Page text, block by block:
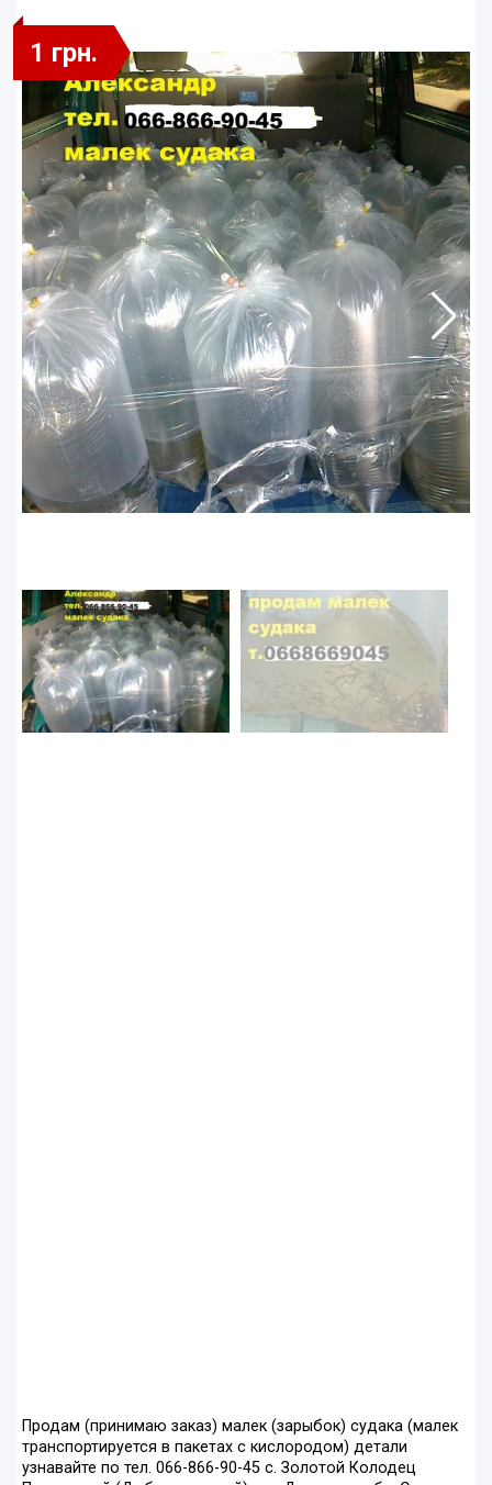
1 грн.
Продам (принимаю заказ) малек (зарыбок) судака (малек
транспортируется в пакетах с кислородом) детали
узнавайте по тел. 066-866-90-45 с. Золотой Колодец